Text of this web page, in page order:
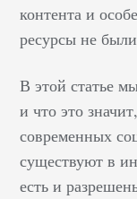
контента и
ресурсы не
В этой статье
и что это
современных
существуют в
есть и